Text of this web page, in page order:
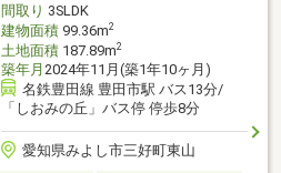
間取り 3SLDK
建物面積99.36m2
土地面積187.89m2
築年月 2024年11月(築1年10ヶ月)
名鉄豊田線 豊田市駅 バス13分/
「しおみの丘」バス停 停歩8分
愛知県みよし市三好町東山